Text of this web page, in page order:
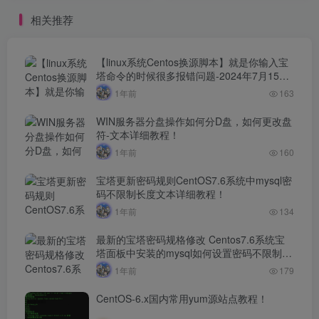
相关推荐
【linux系统Centos换源脚本】就是你输入宝
塔命令的时候很多报错问题-2024年7月15日
最新打包整理-解决小厂服务器yum源！
1年前 163
WIN服务器分盘操作如何分D盘，如何更改盘
符-文本详细教程！
1年前 160
宝塔更新密码规则CentOS7.6系统中mysql密
码不限制长度文本详细教程！
1年前 134
最新的宝塔密码规格修改 Centos7.6系统宝
塔面板中安装的mysql如何设置密码不限制长
度文本详细教程！！
1年前 179
CentOS-6.x国内常用yum源站点教程！